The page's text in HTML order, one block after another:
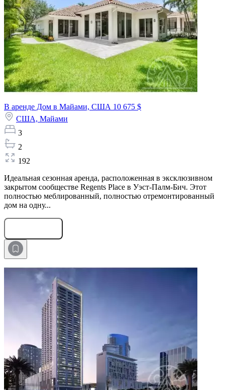
В аренде Дом в Майами, США 10 675 $
США, Майами
3
2
192
Идеальная сезонная аренда, расположенная в эксклюзивном
закрытом сообществе Regents Place в Уэст-Палм-Бич. Этот
полностью меблированный, полностью отремонтированный
дом на одну...